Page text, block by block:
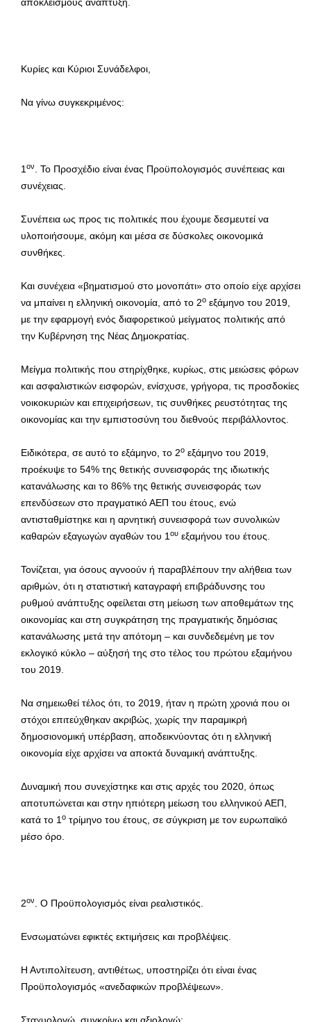
αποκλεισμούς ανάπτυξη.
Κυρίες και Κύριοι Συνάδελφοι,
Να γίνω συγκεκριμένος:
1ον. Το Προσχέδιο είναι ένας Προϋπολογισμός συνέπειας και
συνέχειας.
Συνέπεια ως προς τις πολιτικές που έχουμε δεσμευτεί να
υλοποιήσουμε, ακόμη και μέσα σε δύσκολες οικονομικά
συνθήκες.
Και συνέχεια «βηματισμού στο μονοπάτι» στο οποίο είχε αρχίσει
να μπαίνει η ελληνική οικονομία, από το 2ο εξάμηνο του 2019,
με την εφαρμογή ενός διαφορετικού μείγματος πολιτικής από
την Κυβέρνηση της Νέας Δημοκρατίας.
Μείγμα πολιτικής που στηρίχθηκε, κυρίως, στις μειώσεις φόρων
και ασφαλιστικών εισφορών, ενίσχυσε, γρήγορα, τις προσδοκίες
νοικοκυριών και επιχειρήσεων, τις συνθήκες ρευστότητας της
οικονομίας και την εμπιστοσύνη του διεθνούς περιβάλλοντος.
Ειδικότερα, σε αυτό το εξάμηνο, το 2ο εξάμηνο του 2019,
προέκυψε το 54% της θετικής συνεισφοράς της ιδιωτικής
κατανάλωσης και το 86% της θετικής συνεισφοράς των
επενδύσεων στο πραγματικό ΑΕΠ του έτους, ενώ
αντισταθμίστηκε και η αρνητική συνεισφορά των συνολικών
καθαρών εξαγωγών αγαθών του 1ου εξαμήνου του έτους.
Τονίζεται, για όσους αγνοούν ή παραβλέπουν την αλήθεια των
αριθμών, ότι η στατιστική καταγραφή επιβράδυνσης του
ρυθμού ανάπτυξης οφείλεται στη μείωση των αποθεμάτων της
οικονομίας και στη συγκράτηση της πραγματικής δημόσιας
κατανάλωσης μετά την απότομη – και συνδεδεμένη με τον
εκλογικό κύκλο – αύξησή της στο τέλος του πρώτου εξαμήνου
του 2019.
Να σημειωθεί τέλος ότι, το 2019, ήταν η πρώτη χρονιά που οι
στόχοι επιτεύχθηκαν ακριβώς, χωρίς την παραμικρή
δημοσιονομική υπέρβαση, αποδεικνύοντας ότι η ελληνική
οικονομία είχε αρχίσει να αποκτά δυναμική ανάπτυξης.
Δυναμική που συνεχίστηκε και στις αρχές του 2020, όπως
αποτυπώνεται και στην ηπιότερη μείωση του ελληνικού ΑΕΠ,
κατά το 1ο τρίμηνο του έτους, σε σύγκριση με τον ευρωπαϊκό
μέσο όρο.
2ον. Ο Προϋπολογισμός είναι ρεαλιστικός.
Ενσωματώνει εφικτές εκτιμήσεις και προβλέψεις.
Η Αντιπολίτευση, αντιθέτως, υποστηρίζει ότι είναι ένας
Προϋπολογισμός «ανεδαφικών προβλέψεων».